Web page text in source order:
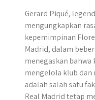
Gerard Piqué,
mengungkapkan
kepemimpinan
Madrid, dalam
menegaskan bahwa
mengelola klub
adalah salah satu
Real Madrid tetap